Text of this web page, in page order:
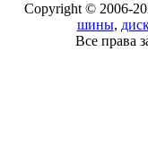
Copyright © 2006-
шины,
Все права